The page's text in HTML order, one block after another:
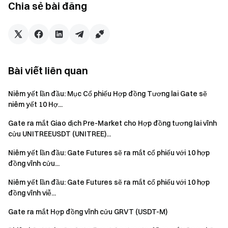
[Giao ngay] – Chọn thị trường HOOLI (trên cùng bên trái)
[Chuyển đổi] - Chọn HOOLI
Nhóm Gate
Cổng vào Tiền điện tử
Giao dịch hơn 4,900 loại tiền điện tử một cách an toàn,
nhanh chóng và dễ dàng
Hành động ngay
Đăng ký và nhận phần thưởng chào mừng lên tới $10,000
Mời bạn bèvà kiếm hoa hồng 40%
Truy cập trang web chính thức của Gate
Chia sẻ bài đăng
Bài viết liên quan
Niêm yết lần đầu: Mục Cổ phiếu Hợp đồng Tương lai Gate sẽ
niêm yết 10 Hợ...
Gate ra mắt Giao dịch Pre-Market cho Hợp đồng tương lai vĩnh
cửu UNITREEUSDT (UNITREE)...
Niêm yết lần đầu: Gate Futures sẽ ra mắt cổ phiếu với 10 hợp
đồng vĩnh cửu...
Niêm yết lần đầu: Gate Futures sẽ ra mắt cổ phiếu với 10 hợp
đồng vĩnh viễ...
Gate ra mắt Hợp đồng vĩnh cửu GRVT (USDT-M)